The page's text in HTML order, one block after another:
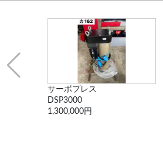
サーボプレス
DSP3000
1,300,000円